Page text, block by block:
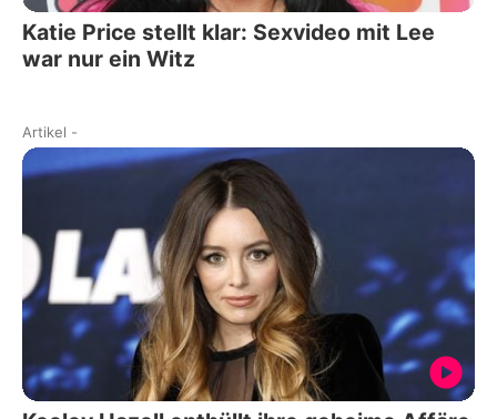
Katie Price stellt klar: Sexvideo mit Lee
war nur ein Witz
Artikel -